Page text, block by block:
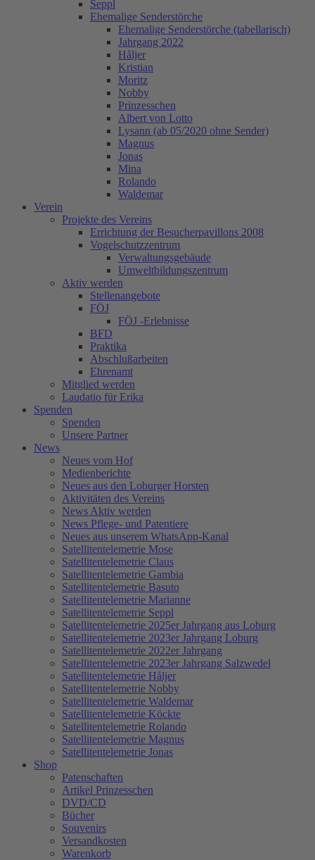
Seppl
Ehemalige Senderstörche
Ehemalige Senderstörche (tabellarisch)
Jahrgang 2022
Håljer
Kristian
Moritz
Nobby
Prinzesschen
Albert von Lotto
Lysann (ab 05/2020 ohne Sender)
Magnus
Jonas
Mina
Rolando
Waldemar
Verein
Projekte des Vereins
Errichtung der Besucherpavillons 2008
Vogelschutzzentrum
Verwaltungsgebäude
Umweltbildungszentrum
Aktiv werden
Stellenangebote
FÖJ
FÖJ -Erlebnisse
BFD
Praktika
Abschlußarbeiten
Ehrenamt
Mitglied werden
Laudatio für Erika
Spenden
Spenden
Unsere Partner
News
Neues vom Hof
Medienberichte
Neues aus den Loburger Horsten
Aktivitäten des Vereins
News Aktiv werden
News Pflege- und Patentiere
Neues aus unserem WhatsApp-Kanal
Satellitentelemetrie Mose
Satellitentelemetrie Claus
Satellitentelemetrie Gambia
Satellitentelemetrie Basuto
Satellitentelemetrie Marianne
Satellitentelemetrie Seppl
Satellitentelemetrie 2025er Jahrgang aus Loburg
Satellitentelemetrie 2023er Jahrgang Loburg
Satellitentelemetrie 2022er Jahrgang
Satellitentelemetrie 2023er Jahrgang Salzwedel
Satellitentelemetrie Håljer
Satellitentelemetrie Nobby
Satellitentelemetrie Waldemar
Satellitentelemetrie Köckte
Satellitentelemetrie Rolando
Satellitentelemetrie Magnus
Satellitentelemetrie Jonas
Shop
Patenschaften
Artikel Prinzesschen
DVD/CD
Bücher
Souvenirs
Versandkosten
Warenkorb